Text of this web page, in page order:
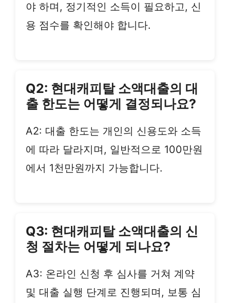
야 하며, 정기적인 소득이 필요하고, 신
용 점수를 확인해야 합니다.
Q2: 현대캐피탈 소액대출의 대
출 한도는 어떻게 결정되나요?
A2: 대출 한도는 개인의 신용도와 소득
에 따라 달라지며, 일반적으로 100만원
에서 1천만원까지 가능합니다.
Q3: 현대캐피탈 소액대출의 신
청 절차는 어떻게 되나요?
A3: 온라인 신청 후 심사를 거쳐 계약
및 대출 실행 단계로 진행되며, 보통 심